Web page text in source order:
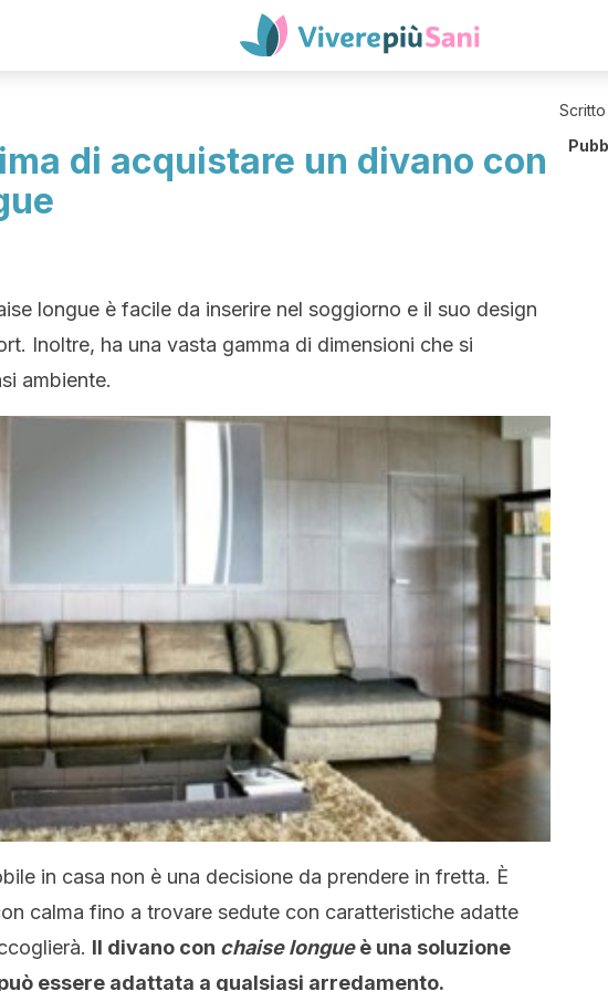
di acquistare un divano con
longue è facile da inserire nel soggiorno e il suo design
Inoltre, ha una vasta gamma di dimensioni che si
ambiente.
in casa non è una decisione da prendere in fretta. È
calma fino a trovare sedute con caratteristiche adatte
Il divano con chaise longueè una soluzione
essere adattata a qualsiasi arredamento.
Scritto